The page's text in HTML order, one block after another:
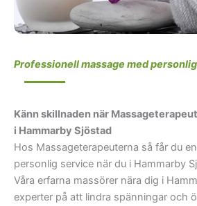
I kvarteren kring/vid
I
Professionell massage med
Känn skillnaden när
i Hammarby Sjöstad
Hos Massageterapeuterna så får du
personlig service när du i Hammarby
Våra erfarna massörer nära dig i
experter på att lindra spänningar och